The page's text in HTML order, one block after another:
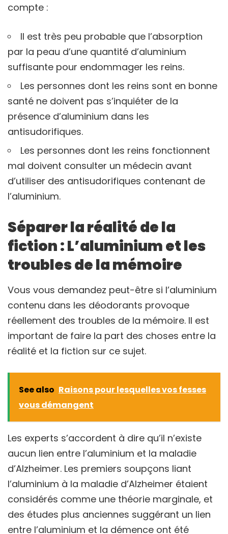
compte :
Il est très peu probable que l’absorption
par la peau d’une quantité d’aluminium
suffisante pour endommager les reins.
Les personnes dont les reins sont en bonne
santé ne doivent pas s’inquiéter de la
présence d’aluminium dans les
antisudorifiques.
Les personnes dont les reins fonctionnent
mal doivent consulter un médecin avant
d’utiliser des antisudorifiques contenant de
l’aluminium.
Séparer la réalité de la
fiction : L’aluminium et les
troubles de la mémoire
Vous vous demandez peut-être si l’aluminium
contenu dans les déodorants provoque
réellement des troubles de la mémoire. Il est
important de faire la part des choses entre la
réalité et la fiction sur ce sujet.
See also Raisons pour lesquelles vos fesses
vous démangent
Les experts s’accordent à dire qu’il n’existe
aucun lien entre l’aluminium et la maladie
d’Alzheimer. Les premiers soupçons liant
l’aluminium à la maladie d’Alzheimer étaient
considérés comme une théorie marginale, et
des études plus anciennes suggérant un lien
entre l’aluminium et la démence ont été